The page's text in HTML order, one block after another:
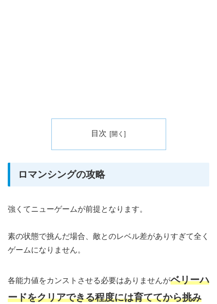
目次
ロマンシングの攻略
強くてニューゲームが前提となります。
素の状態で挑んだ場合、敵とのレベル差がありすぎて全く
ゲームになりません。
各能力値をカンストさせる必要はありませんがベリーハ
ードをクリアできる程度には育ててから挑み